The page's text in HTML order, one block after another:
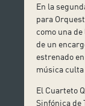
En la
para
como una
de un
estrenado
música
El Cuarteto
Sinfónica de